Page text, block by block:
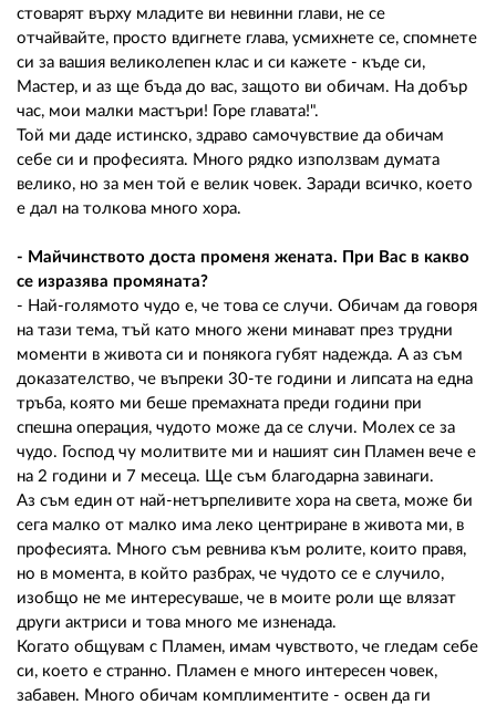
стоварят върху младите ви невинни глави, не се
отчайвайте, просто вдигнете глава, усмихнете се, спомнете
си за вашия великолепен клас и си кажете - къде си,
Мастер, и аз ще бъда до вас, защото ви обичам. На добър
час, мои малки мастъри! Горе главата!".
Той ми даде истинско, здраво самочувствие да обичам
себе си и професията. Много рядко използвам думата
велико, но за мен той е велик човек. Заради всичко, което
е дал на толкова много хора.
- Майчинството доста променя жената. При Вас в какво
се изразява промяната?
- Най-голямото чудо е, че това се случи. Обичам да говоря
на тази тема, тъй като много жени минават през трудни
моменти в живота си и понякога губят надежда. А аз съм
доказателство, че въпреки 30-те години и липсата на една
тръба, която ми беше премахната преди години при
спешна операция, чудото може да се случи. Молех се за
чудо. Господ чу молитвите ми и нашият син Пламен вече е
на 2 години и 7 месеца. Ще съм благодарна завинаги.
Аз съм един от най-нетърпеливите хора на света, може би
сега малко от малко има леко центриране в живота ми, в
професията. Много съм ревнива към ролите, които правя,
но в момента, в който разбрах, че чудото се е случило,
изобщо не ме интересуваше, че в моите роли ще влязат
други актриси и това много ме изненада.
Когато общувам с Пламен, имам чувството, че гледам себе
си, което е странно. Пламен е много интересен човек,
забавен. Много обичам комплиментите - освен да ги